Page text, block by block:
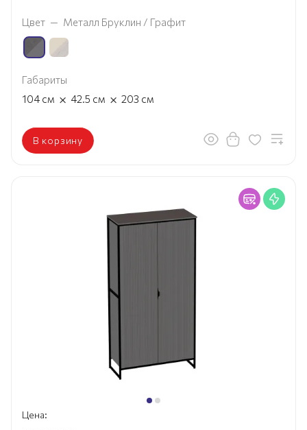
Цвет — Металл Бруклин / Графит
Габариты
104 см × 42.5 см × 203 см
В корзину
Цена: